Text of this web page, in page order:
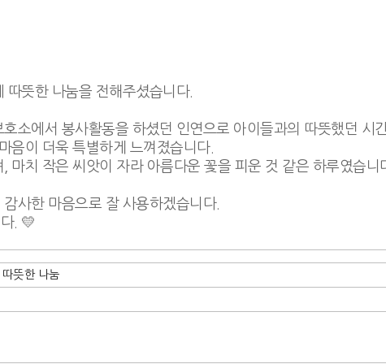
뜻한 나눔을 전해주셨습니다.
소에서 봉사활동을 하셨던 인연으로 아이들과의 따뜻했던 시
음이 더욱 특별하게 느껴졌습니다.
마치 작은 씨앗이 자라 아름다운 꽃을 피운 것 같은 하루였습니
사한 마음으로 잘 사용하겠습니다.
. 💛
뜻한 나눔